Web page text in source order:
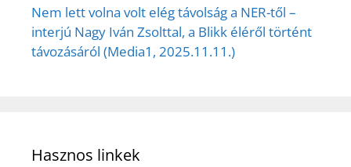
Nem lett volna volt elég távolság a NER-től –
interjú Nagy Iván Zsolttal, a Blikk éléről történt
távozásáról (Media1, 2025.11.11.)
Hasznos linkek